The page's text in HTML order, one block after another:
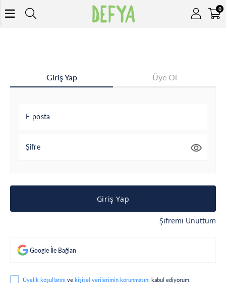
0
Giriş Yap Üye Ol
E-posta
Şifre
Giriş Yap
Şifremi Unuttum
Google İle Bağlan
Üyelik koşullarını ve kişisel verilerimin korunmasını kabul ediyorum.